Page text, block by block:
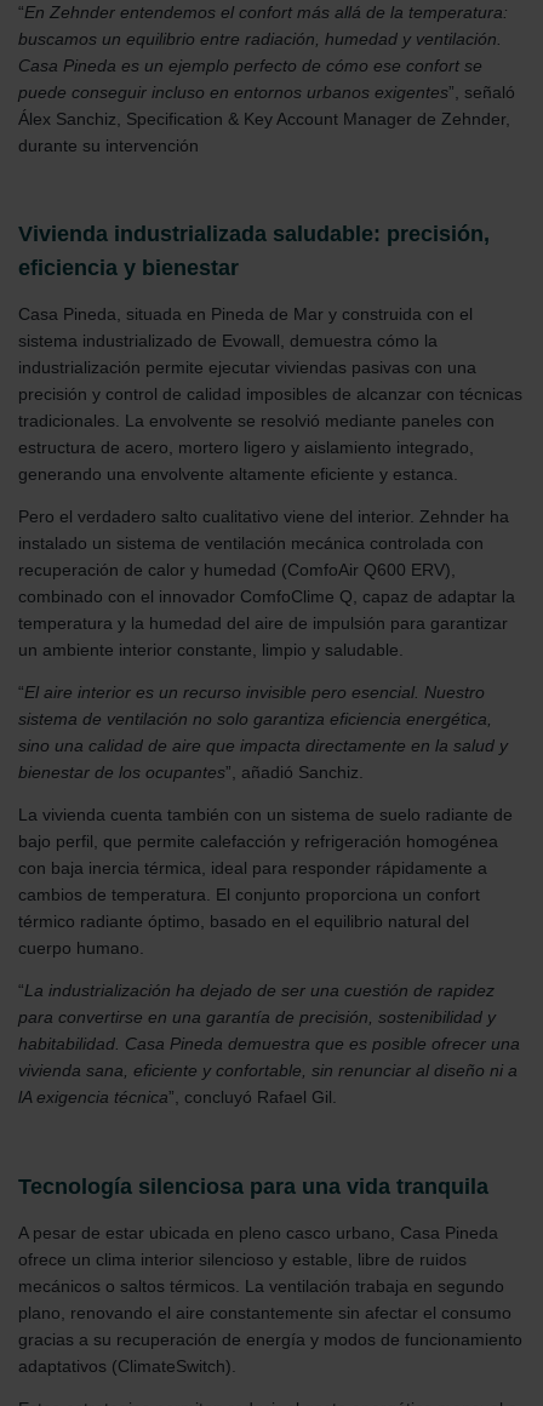
“En Zehnder entendemos el confort más allá de la temperatura:
buscamos un equilibrio entre radiación, humedad y ventilación.
Casa Pineda es un ejemplo perfecto de cómo ese confort se
puede conseguir incluso en entornos urbanos exigentes”, señaló
Álex Sanchiz, Specification & Key Account Manager de Zehnder,
durante su intervención
Vivienda industrializada saludable: precisión,
eficiencia y bienestar
Casa Pineda, situada en Pineda de Mar y construida con el
sistema industrializado de Evowall, demuestra cómo la
industrialización permite ejecutar viviendas pasivas con una
precisión y control de calidad imposibles de alcanzar con técnicas
tradicionales. La envolvente se resolvió mediante paneles con
estructura de acero, mortero ligero y aislamiento integrado,
generando una envolvente altamente eficiente y estanca.
Pero el verdadero salto cualitativo viene del interior. Zehnder ha
instalado un sistema de ventilación mecánica controlada con
recuperación de calor y humedad (ComfoAir Q600 ERV),
combinado con el innovador ComfoClime Q, capaz de adaptar la
temperatura y la humedad del aire de impulsión para garantizar
un ambiente interior constante, limpio y saludable.
“El aire interior es un recurso invisible pero esencial. Nuestro
sistema de ventilación no solo garantiza eficiencia energética,
sino una calidad de aire que impacta directamente en la salud y
bienestar de los ocupantes”, añadió Sanchiz.
La vivienda cuenta también con un sistema de suelo radiante de
bajo perfil, que permite calefacción y refrigeración homogénea
con baja inercia térmica, ideal para responder rápidamente a
cambios de temperatura. El conjunto proporciona un confort
térmico radiante óptimo, basado en el equilibrio natural del
cuerpo humano.
“La industrialización ha dejado de ser una cuestión de rapidez
para convertirse en una garantía de precisión, sostenibilidad y
habitabilidad. Casa Pineda demuestra que es posible ofrecer una
vivienda sana, eficiente y confortable, sin renunciar al diseño ni a
lA exigencia técnica”, concluyó Rafael Gil.
Tecnología silenciosa para una vida tranquila
A pesar de estar ubicada en pleno casco urbano, Casa Pineda
ofrece un clima interior silencioso y estable, libre de ruidos
mecánicos o saltos térmicos. La ventilación trabaja en segundo
plano, renovando el aire constantemente sin afectar el consumo
gracias a su recuperación de energía y modos de funcionamiento
adaptativos (ClimateSwitch).